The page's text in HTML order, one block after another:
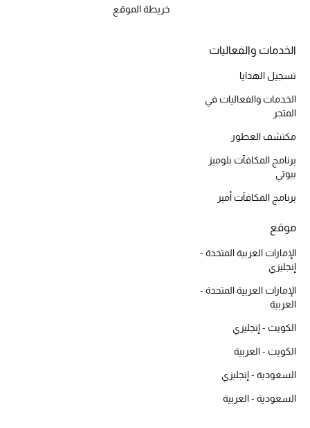
هدايا مُعبرة
تسوقوا المجوهرات
تسوقوا جميع الهدايا
بطاقة الهدايا الإلكترونية
هدايا حسب المرسل إليه
هدايا حسب المناسبة
النساء
خريطة الموقع
الخدمات والفعاليات
تسجيل الهدايا
الخدمات والفعاليات في
المتجر
مكتشف العطور
برنامج المكافآت بلوميز
بيوتي
برنامج المكافآت أمبر
موقع
الإمارات العربية المتحدة -
إنجليزي
الإمارات العربية المتحدة -
العربية
الكويت - إنجليزي
الكويت - العربية
السعودية - إنجليزي
السعودية - العربية